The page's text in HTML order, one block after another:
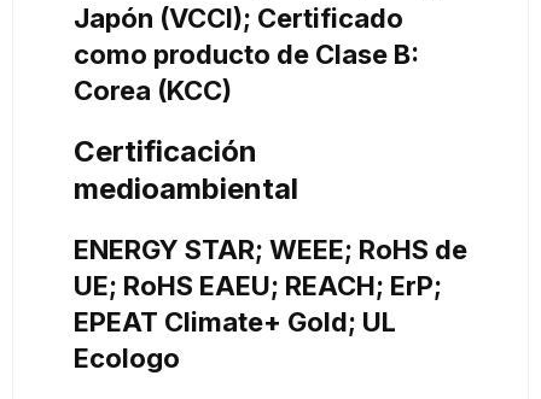
Japón (VCCI); Certificado
como producto de Clase B:
Corea (KCC)
Certificación
medioambiental
ENERGY STAR; WEEE; RoHS de
UE; RoHS EAEU; REACH; ErP;
EPEAT Climate+ Gold; UL
Ecologo